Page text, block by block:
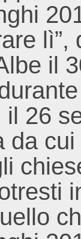
il
26
da